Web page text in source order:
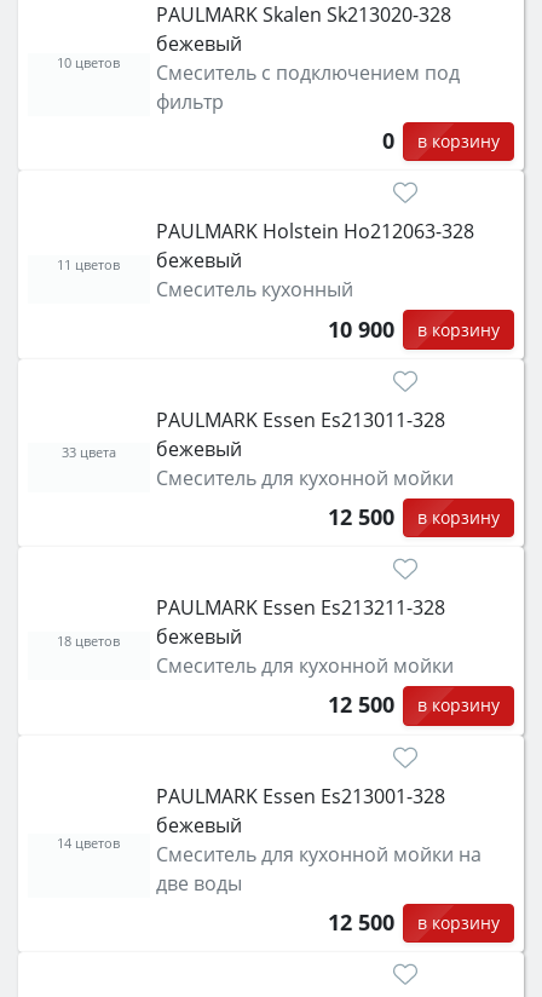
PAULMARK Skalen Sk213020-328
бежевый
Смеситель с подключением под
фильтр
0 в корзину
10 цветов
PAULMARK Holstein Ho212063-328
бежевый
Смеситель кухонный
10 900 в корзину
11 цветов
PAULMARK Essen Es213011-328
бежевый
Смеситель для кухонной мойки
12 500 в корзину
33 цвета
PAULMARK Essen Es213211-328
бежевый
Смеситель для кухонной мойки
12 500 в корзину
18 цветов
PAULMARK Essen Es213001-328
бежевый
Смеситель для кухонной мойки на
две воды
12 500 в корзину
14 цветов